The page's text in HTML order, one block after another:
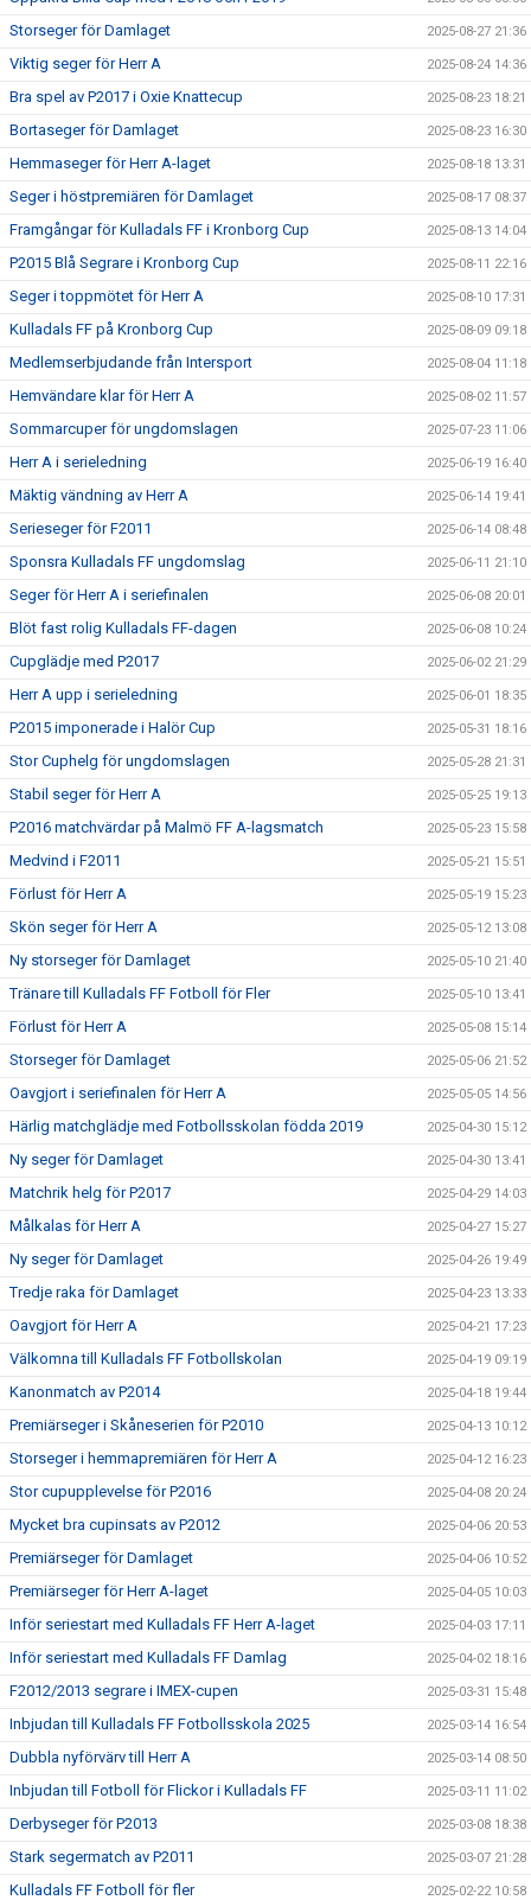
Storseger för Damlaget 2025-08-27 21:36
Viktig seger för Herr A 2025-08-24 14:36
Bra spel av P2017 i Oxie Knattecup 2025-08-23 18:21
Bortaseger för Damlaget 2025-08-23 16:30
Hemmaseger för Herr A-laget 2025-08-18 13:31
Seger i höstpremiären för Damlaget 2025-08-17 08:37
Framgångar för Kulladals FF i Kronborg Cup 2025-08-13 14:04
P2015 Blå Segrare i Kronborg Cup 2025-08-11 22:16
Seger i toppmötet för Herr A 2025-08-10 17:31
Kulladals FF på Kronborg Cup 2025-08-09 09:18
Medlemserbjudande från Intersport 2025-08-04 11:18
Hemvändare klar för Herr A 2025-08-02 11:57
Sommarcuper för ungdomslagen 2025-07-23 11:06
Herr A i serieledning 2025-06-19 16:40
Mäktig vändning av Herr A 2025-06-14 19:41
Serieseger för F2011 2025-06-14 08:48
Sponsra Kulladals FF ungdomslag 2025-06-11 21:10
Seger för Herr A i seriefinalen 2025-06-08 20:01
Blöt fast rolig Kulladals FF-dagen 2025-06-08 10:24
Cupglädje med P2017 2025-06-02 21:29
Herr A upp i serieledning 2025-06-01 18:35
P2015 imponerade i Halör Cup 2025-05-31 18:16
Stor Cuphelg för ungdomslagen 2025-05-28 21:31
Stabil seger för Herr A 2025-05-25 19:13
P2016 matchvärdar på Malmö FF A-lagsmatch 2025-05-23 15:58
Medvind i F2011 2025-05-21 15:51
Förlust för Herr A 2025-05-19 15:23
Skön seger för Herr A 2025-05-12 13:08
Ny storseger för Damlaget 2025-05-10 21:40
Tränare till Kulladals FF Fotboll för Fler 2025-05-10 13:41
Förlust för Herr A 2025-05-08 15:14
Storseger för Damlaget 2025-05-06 21:52
Oavgjort i seriefinalen för Herr A 2025-05-05 14:56
Härlig matchglädje med Fotbollsskolan födda 2019 2025-04-30 15:12
Ny seger för Damlaget 2025-04-30 13:41
Matchrik helg för P2017 2025-04-29 14:03
Målkalas för Herr A 2025-04-27 15:27
Ny seger för Damlaget 2025-04-26 19:49
Tredje raka för Damlaget 2025-04-23 13:33
Oavgjort för Herr A 2025-04-21 17:23
Välkomna till Kulladals FF Fotbollskolan 2025-04-19 09:19
Kanonmatch av P2014 2025-04-18 19:44
Premiärseger i Skåneserien för P2010 2025-04-13 10:12
Storseger i hemmapremiären för Herr A 2025-04-12 16:23
Stor cupupplevelse för P2016 2025-04-08 20:24
Mycket bra cupinsats av P2012 2025-04-06 20:53
Premiärseger för Damlaget 2025-04-06 10:52
Premiärseger för Herr A-laget 2025-04-05 10:03
Inför seriestart med Kulladals FF Herr A-laget 2025-04-03 17:11
Inför seriestart med Kulladals FF Damlag 2025-04-02 18:16
F2012/2013 segrare i IMEX-cupen 2025-03-31 15:48
Inbjudan till Kulladals FF Fotbollsskola 2025 2025-03-14 16:54
Dubbla nyförvärv till Herr A 2025-03-14 08:50
Inbjudan till Fotboll för Flickor i Kulladals FF 2025-03-11 11:02
Derbyseger för P2013 2025-03-08 18:38
Stark segermatch av P2011 2025-03-07 21:28
Kulladals FF Fotboll för fler 2025-02-22 10:58